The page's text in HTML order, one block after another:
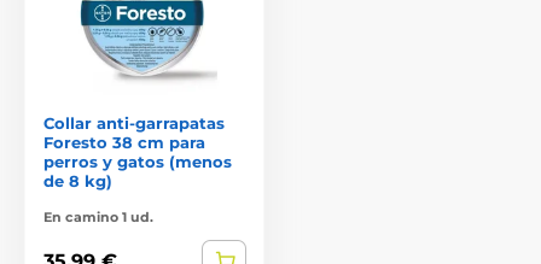
Collar anti-garrapatas
Foresto 38 cm para
perros y gatos (menos
de 8 kg)
En camino 1 ud.